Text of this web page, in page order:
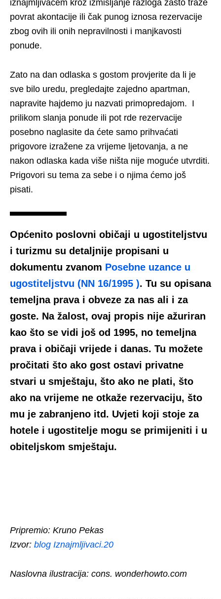
iznajmljivačem kroz izmišljanje razloga zašto traže
povrat akontacije ili čak punog iznosa rezervacije
zbog ovih ili onih nepravilnosti i manjkavosti
ponude.
Zato na dan odlaska s gostom provjerite da li je
sve bilo uredu, pregledajte zajedno apartman,
napravite hajdemo ju nazvati primopredajom. I
prilikom slanja ponude ili pot rde rezervacije
posebno naglasite da ćete samo prihvaćati
prigovore izražene za vrijeme ljetovanja, a ne
nakon odlaska kada više ništa nije moguće utvrditi.
Prigovori su tema za sebe i o njima ćemo još
pisati.
Općenito poslovni običaji u ugostiteljstvu
i turizmu su detaljnije propisani u
dokumentu zvanom Posebne uzance u
ugostiteljstvu (NN 16/1995 ). Tu su opisana
temeljna prava i obveze za nas ali i za
goste. Na žalost, ovaj propis nije ažuriran
kao što se vidi još od 1995, no temeljna
prava i običaji vrijede i danas. Tu možete
pročitati što ako gost ostavi privatne
stvari u smještaju, što ako ne plati, što
ako na vrijeme ne otkaže rezervaciju, što
mu je zabranjeno itd. Uvjeti koji stoje za
hotele i ugostitelje mogu se primijeniti i u
obiteljskom smještaju.
Pripremio: Kruno Pekas
Izvor: blog Iznajmljivaci.20
Naslovna ilustracija: cons. wonderhowto.com